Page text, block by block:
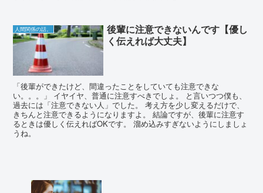
人間関係の話。
後輩に注意できないんです【優し
く伝えれば大丈夫】
「後輩ができたけど、間違ったことをしていても注意できな
い。。。」 イヤイヤ、普通に注意すべきでしょ。 と言いつつ僕も、
過去には「注意できない人」でした。 考え方を少し変えるだけで、
きちんと注意できるようになりますよ。 結論ですが、後輩に注意す
るときは優しく伝えればOKです。 溜め込みすぎないようにしましょ
うね。